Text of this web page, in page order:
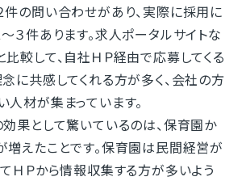
の問い合わせがあり、実際に採用に
３件あります。求人ポータルサイトな
較して、自社ＨＰ経由で応募してくる
に共感してくれる方が多く、会社の方
材が集まっています。
果として驚いているのは、保育園か
増えたことです。保育園は民間経営が
ＨＰから情報収集する方が多いよう